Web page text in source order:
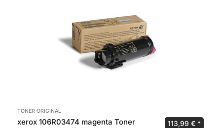
TONER ORIGINAL
xerox 106R03474 magenta Toner Ursprünglicher
113,99 €